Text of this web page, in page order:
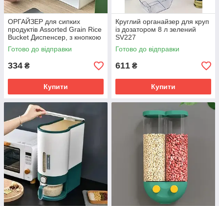
ОРГАЙЗЕР для сипких
продуктів Assorted Grain Rice
Bucket Диспенсер, з кнопкою
дозатором для круп MAS
SV227
Готово до відправки
334 ₴
Купити
Круглий органайзер для круп
із дозатором 8 л зелений
SV227
Готово до відправки
611 ₴
Купити